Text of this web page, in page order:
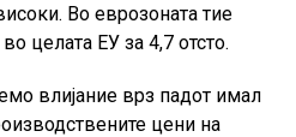
компании.
Во еврозоната тие
целата ЕУ за 4,7 отсто.
влијание врз падот имал
цени на